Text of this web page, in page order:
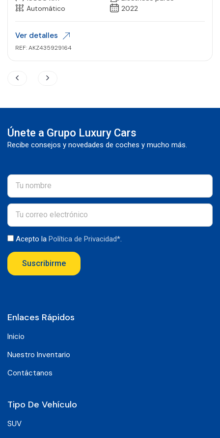
Automático
2022
Ver detalles
REF: AKZ435929164
Únete a Grupo Luxury Cars
Recibe consejos y novedades de coches y mucho más.
Acepto la Política de Privacidad*
Suscribirme
Enlaces Rápidos
Inicio
Nuestro Inventario
Contáctanos
Tipo De Vehículo
SUV